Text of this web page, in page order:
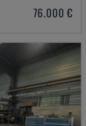
76.000 €